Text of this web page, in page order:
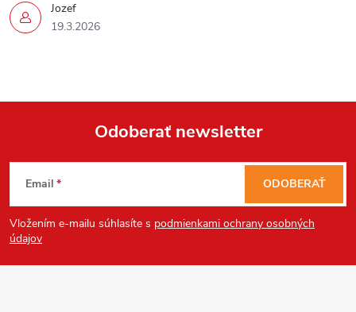
Jozef
19.3.2026
Z
á
p
Odoberať newsletter
Email
Vložením e-mailu súhlasíte s podmienkami ochrany osobných
údajov
ODOBERAŤ